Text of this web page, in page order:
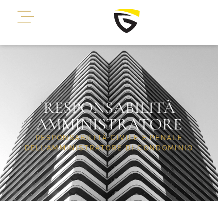
RESPONSABILITÀ
AMMINISTRATORE
RESPONSABILITÀ CIVILE E PENALE
DELL’AMMINISTRATORE DI CONDOMINIO